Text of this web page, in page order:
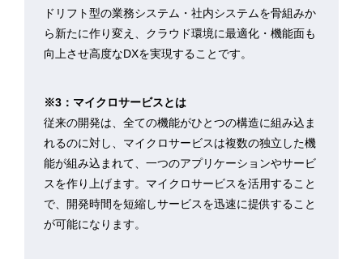
ドリフト型の業務システム・社内システムを骨組みか
ら新たに作り変え、クラウド環境に最適化・機能面も
向上させ高度なDXを実現することです。
※3：マイクロサービスとは
従来の開発は、全ての機能がひとつの構造に組み込ま
れるのに対し、マイクロサービスは複数の独立した機
能が組み込まれて、一つのアプリケーションやサービ
スを作り上げます。マイクロサービスを活用すること
で、開発時間を短縮しサービスを迅速に提供すること
が可能になります。